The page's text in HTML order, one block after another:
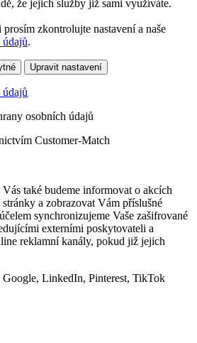
že jejich služby již sami využíváte.
zkontrolujte nastavení a naše
údajů.
Upravit nastavení
údajů
osobních údajů
Customer-Match
Vás také budeme informovat o akcích
a zobrazovat Vám příslušné
synchronizujeme Vaše zašifrované
externími poskytovateli a
reklamní kanály, pokud již jejich
LinkedIn, Pinterest, TikTok